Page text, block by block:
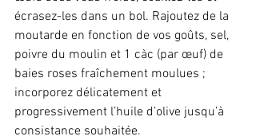
écrasez-les dans un bol. Rajoutez de la
moutarde en fonction de vos goûts, sel,
poivre du moulin et 1 càc (par œuf) de
baies roses fraîchement moulues ;
incorporez délicatement et
progressivement l’huile d’olive jusqu’à
consistance souhaitée.